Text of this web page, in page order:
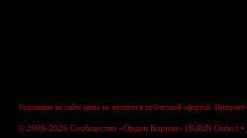
Указанные на сайте цены не являются публичной офертой.
© 2006-2026 Сообщество «Орден Кирина» (KiRiN Order) •